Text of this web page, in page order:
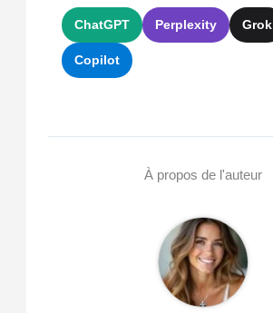
ChatGPT Perplexity Grok
Copilot
À propos de l'auteur